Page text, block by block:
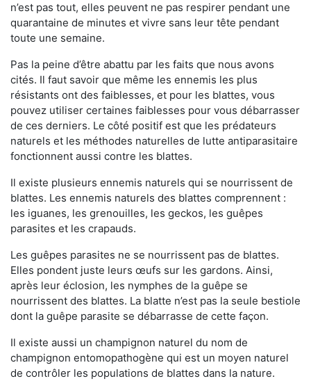
n’est pas tout, elles peuvent ne pas respirer pendant une
quarantaine de minutes et vivre sans leur tête pendant
toute une semaine.
Pas la peine d’être abattu par les faits que nous avons
cités. Il faut savoir que même les ennemis les plus
résistants ont des faiblesses, et pour les blattes, vous
pouvez utiliser certaines faiblesses pour vous débarrasser
de ces derniers. Le côté positif est que les prédateurs
naturels et les méthodes naturelles de lutte antiparasitaire
fonctionnent aussi contre les blattes.
Il existe plusieurs ennemis naturels qui se nourrissent de
blattes. Les ennemis naturels des blattes comprennent :
les iguanes, les grenouilles, les geckos, les guêpes
parasites et les crapauds.
Les guêpes parasites ne se nourrissent pas de blattes.
Elles pondent juste leurs œufs sur les gardons. Ainsi,
après leur éclosion, les nymphes de la guêpe se
nourrissent des blattes. La blatte n’est pas la seule bestiole
dont la guêpe parasite se débarrasse de cette façon.
Il existe aussi un champignon naturel du nom de
champignon entomopathogène qui est un moyen naturel
de contrôler les populations de blattes dans la nature.